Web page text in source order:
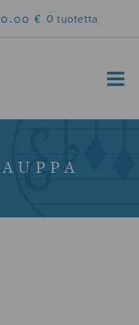
0.00 € 0 tuotetta
MENU